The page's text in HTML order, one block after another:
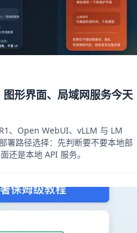
形界面、局域网服务今天
、Open WebUI、vLLM 与 LM
署路径选择：先判断要不要本地部
还是本地 API 服务。